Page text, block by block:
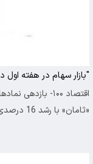
"بازار سهام در هفته اول دی ۱۴۰۳/ کدام نمادها بیشتر سود
اقتصاد ۱۰۰-
«ثامان» با رشد 16 درصدی پربازده‌ترین سهم و «وگردش»…